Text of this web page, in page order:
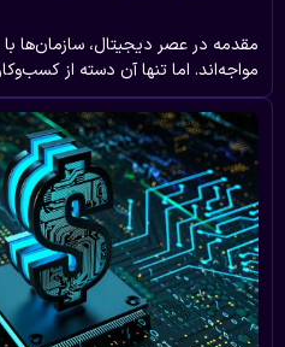
مقدمه در عصر دیجیتال، سازمان‌ها با
مواجه‌اند. اما تنها آن دسته از